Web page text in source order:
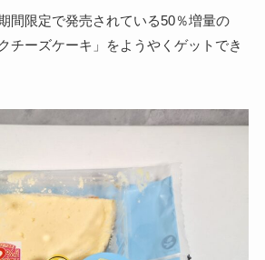
間限定で発売されている50％増量の
チーズケーキ」をようやくゲットでき